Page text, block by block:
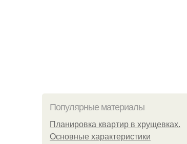
Популярные материалы
Планировка квартир в хрущевках.
Основные характеристики